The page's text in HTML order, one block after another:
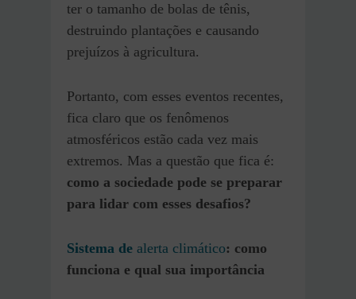
ter o tamanho de bolas de tênis,
destruindo plantações e causando
prejuízos à agricultura.
Portanto, com esses eventos recentes,
fica claro que os fenômenos
atmosféricos estão cada vez mais
extremos. Mas a questão que fica é:
como a sociedade pode se preparar
para lidar com esses desafios?
Sistema de alerta climático: como
funciona e qual sua importância